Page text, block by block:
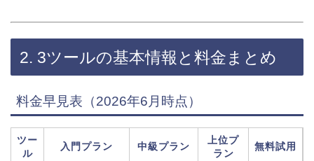
2. 3ツールの基本情報と料金まとめ
料金早見表（2026年6月時点）
ツー
ル
入門プラン 中級プラン
上位プ
ラン
無料試用